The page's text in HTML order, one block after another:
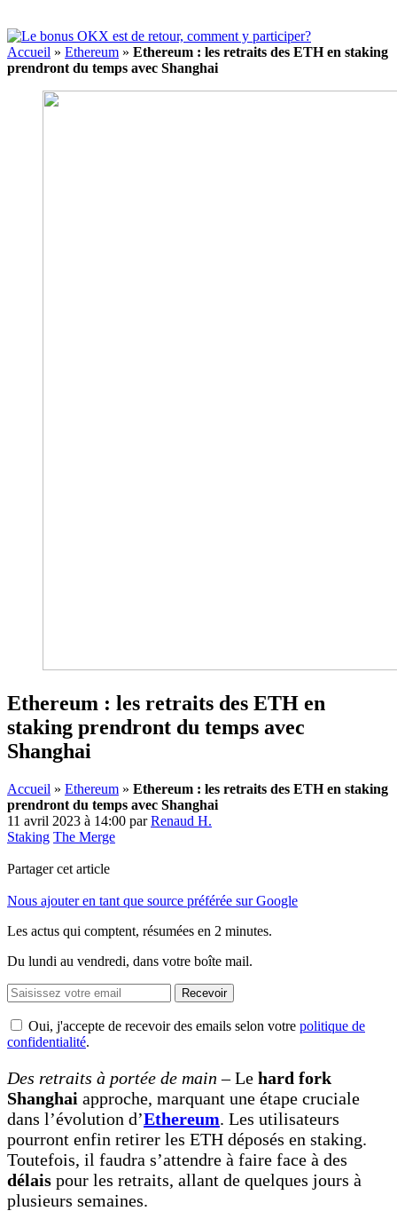
Accueil » Ethereum » Ethereum : les retraits des ETH en staking
prendront du temps avec Shanghai
Ethereum : les retraits des ETH en
staking prendront du temps avec
Shanghai
Accueil » Ethereum » Ethereum : les retraits des ETH en staking
prendront du temps avec Shanghai
11 avril 2023 à 14:00 parRenaud H.
Staking The Merge
Partager cet article
Nous ajouter en tant que source préférée sur Google
Les actus qui comptent, résumées en 2 minutes.
Du lundi au vendredi, dans votre boîte mail.
Recevoir
Oui, j'accepte de recevoir des emails selon votre politique de
confidentialité.
Des retraits à portée de main – Le hard fork
Shanghai approche, marquant une étape cruciale
dans l’évolution d’Ethereum. Les utilisateurs
pourront enfin retirer les ETH déposés en staking.
Toutefois, il faudra s’attendre à faire face à des
délais pour les retraits, allant de quelques jours à
plusieurs semaines.